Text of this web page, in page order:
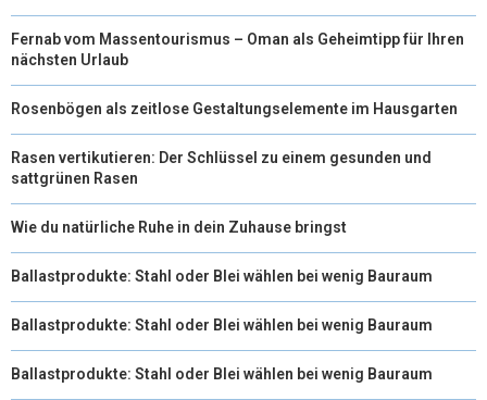
Fernab vom Massentourismus – Oman als Geheimtipp für Ihren
nächsten Urlaub
Rosenbögen als zeitlose Gestaltungselemente im Hausgarten
Rasen vertikutieren: Der Schlüssel zu einem gesunden und
sattgrünen Rasen
Wie du natürliche Ruhe in dein Zuhause bringst
Ballastprodukte: Stahl oder Blei wählen bei wenig Bauraum
Ballastprodukte: Stahl oder Blei wählen bei wenig Bauraum
Ballastprodukte: Stahl oder Blei wählen bei wenig Bauraum